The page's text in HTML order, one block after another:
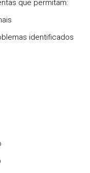
que permitam:
identificados